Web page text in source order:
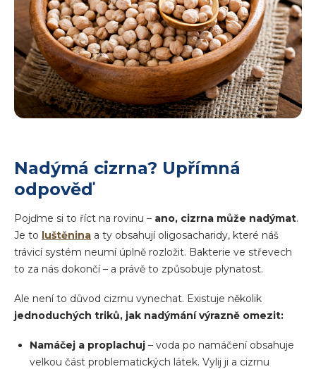
Nadýmá cizrna? Upřímná
odpověď
Pojďme si to říct na rovinu – ano, cizrna může nadýmat.
Je to luštěnina a ty obsahují oligosacharidy, které náš
trávicí systém neumí úplně rozložit. Bakterie ve střevech
to za nás dokončí – a právě to způsobuje plynatost.
Ale není to důvod cizrnu vynechat. Existuje několik
jednoduchých triků, jak nadýmání výrazně omezit:
Namáčej a proplachuj – voda po namáčení obsahuje
velkou část problematických látek. Vylij ji a cizrnu